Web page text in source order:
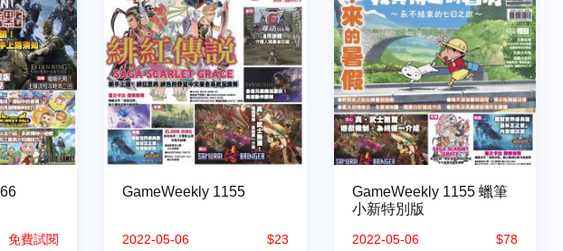
免費試閱
GameWeekly 1155
2022-05-06 $23
GameWeekly 1155 蠟筆
小新特別版
2022-05-06 $78